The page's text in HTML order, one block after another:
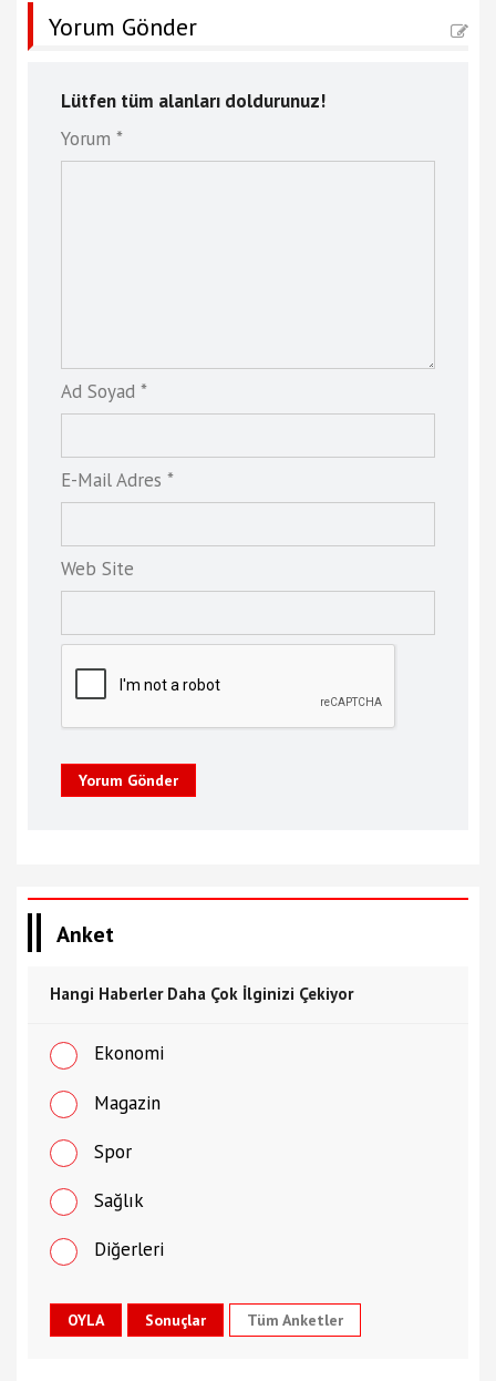
Yorum Gönder
Lütfen tüm alanları doldurunuz!
Yorum *
Ad Soyad *
E-Mail Adres *
Web Site
Yorum Gönder
Anket
Hangi Haberler Daha Çok İlginizi Çekiyor
Ekonomi
Magazin
Spor
Sağlık
Diğerleri
Tüm Anketler